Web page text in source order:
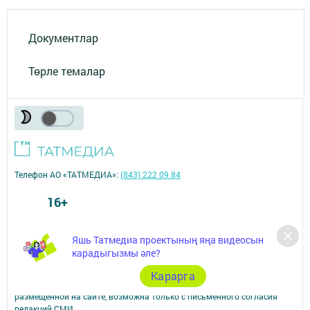
Документлар
Төрле темалар
Яшь Татмедиа проектының яңа видеосын
карадыгызмы әле?
Карарга
© 2011 - 2026. Арча хәбәрләре (Арский вестник). Все права защищены.
© ТАТМЕДИА. Все материалы, размещенные на сайте, защищены
законом.
Перепечатка, воспроизведение и распространение в любом объеме
размещенной на сайте, возможна только с письменного согласия
Телефон АО «ТАТМЕДИА»:(843) 222 09 84
16+